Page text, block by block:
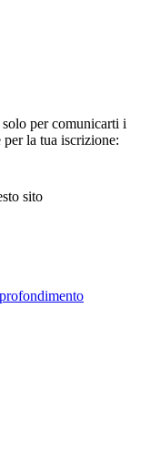
per comunicarti i
la tua iscrizione:
sito